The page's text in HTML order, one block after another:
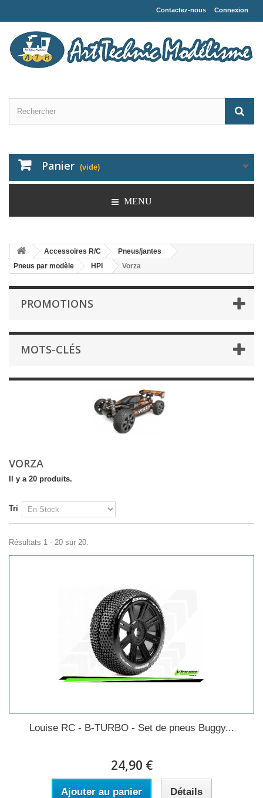
Connexion
Contactez-nous
Panier (vide)
MENU
Accessoires R/C
Pneus/jantes
Pneus par modèle
HPI Vorza
PROMOTIONS
MOTS-CLÉS
VORZA
Il y a 20 produits.
Tri
Résultats 1 - 20 sur 20.
Louise RC - B-TURBO - Set de pneus Buggy...
24,90 €
Ajouter au panier Détails